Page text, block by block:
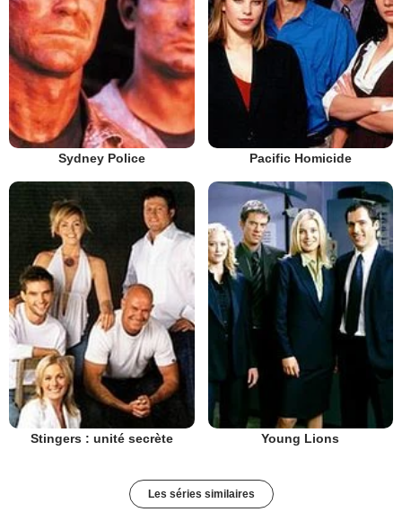
Sydney Police Pacific Homicide
Stingers : unité secrète Young Lions
Les séries similaires